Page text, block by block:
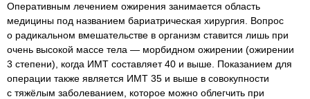
Оперативным лечением ожирения занимается область
медицины под названием бариатрическая хирургия. Вопрос
о радикальном вмешательстве в организм ставится лишь при
очень высокой массе тела — морбидном ожирении (ожирении
3 степени), когда ИМТ составляет 40 и выше. Показанием для
операции также является ИМТ 35 и выше в совокупности
с тяжёлым заболеванием, которое можно облегчить при